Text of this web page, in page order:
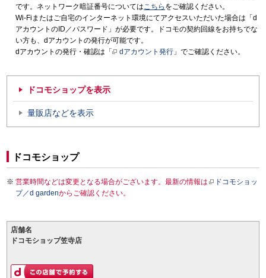
です。ネットワーク暗証番号についてはこちら をご確認ください。
Wi-Fiまたはご自宅のインターネット環境にてアクセスいただいた場合は「d
アカウントのID／パスワード」が必要です。ドコモの契約回線をお持ちでな
い方も、dアカウントの発行が可能です。
dアカウントの発行・確認は「
dアカウント発行 」でご確認ください。
ドコモショップを表示
量販店などを表示
ドコモショップ
営業時間などは変更となる場合がございます。最新の情報は
ドコモショッ
プ／d gardenからご確認ください。
店舗名
ドコモショップ笠寺店